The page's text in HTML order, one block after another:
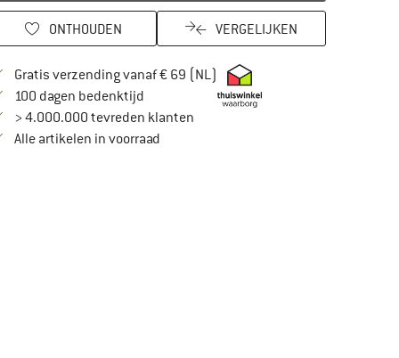
ONTHOUDEN VERGELIJKEN
Gratis verzending vanaf € 69 (NL) Vind hier de
100 dagen bedenktijdVind de betalingsinformatie hier! Opent in
> 4.000.000 tevreden klanten
Alle artikelen in voorraad